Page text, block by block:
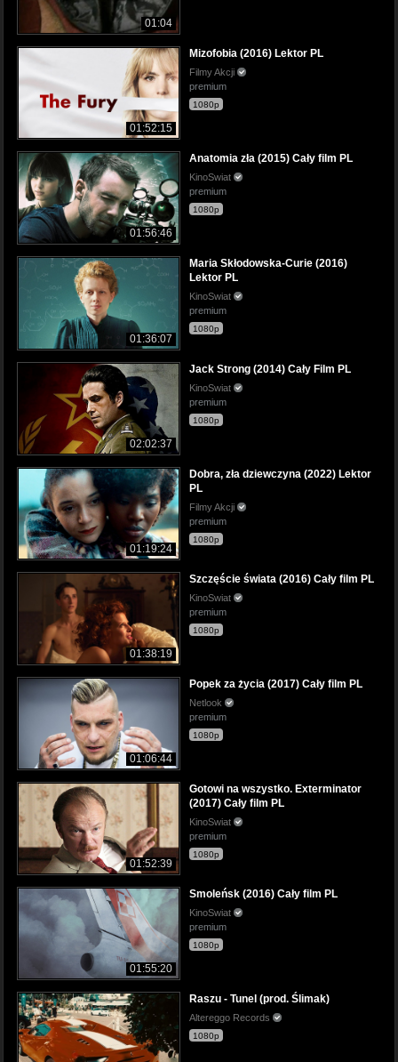
01:04
01:52:15
Mizofobia (2016) Lektor PL
Filmy Akcji
premium
1080p
01:56:46
Anatomia zła (2015) Cały film PL
KinoSwiat
premium
1080p
01:36:07
Maria Skłodowska-Curie (2016)
Lektor PL
KinoSwiat
premium
1080p
02:02:37
Jack Strong (2014) Cały Film PL
KinoSwiat
premium
1080p
01:19:24
Dobra, zła dziewczyna (2022) Lektor
PL
Filmy Akcji
premium
1080p
01:38:19
Szczęście świata (2016) Cały film PL
KinoSwiat
premium
1080p
01:06:44
Popek za życia (2017) Cały film PL
Netlook
premium
1080p
01:52:39
Gotowi na wszystko. Exterminator
(2017) Cały film PL
KinoSwiat
premium
1080p
01:55:20
Smoleńsk (2016) Cały film PL
KinoSwiat
premium
1080p
Raszu - Tunel (prod. Ślimak)
Altereggo Records
1080p